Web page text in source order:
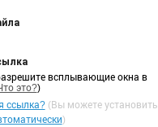
всплывающие окна в
это?)
ссылка?(Вы можете установить
)